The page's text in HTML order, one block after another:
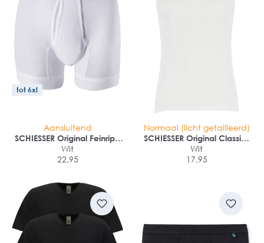
tot 6xl
Aansluitend
SCHIESSER Original Feinripp
short (1-pack)
Wit
22,95
Normaal (licht getailleerd)
SCHIESSER Original Classics
singlet (1-pack)
Wit
17,95